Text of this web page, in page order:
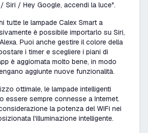
Siri / Hey Google, accendi la luce".
tutte le lampade Calex Smart a
è possibile importarlo su Siri,
Puoi anche gestire il colore della
i timer e scegliere i piani di
è aggiornata molto bene, in modo
aggiunte nuove funzionalità.
ottimale, le lampade intelligenti
essere sempre connesse a Internet.
la potenza del WiFi nei
l'illuminazione intelligente.